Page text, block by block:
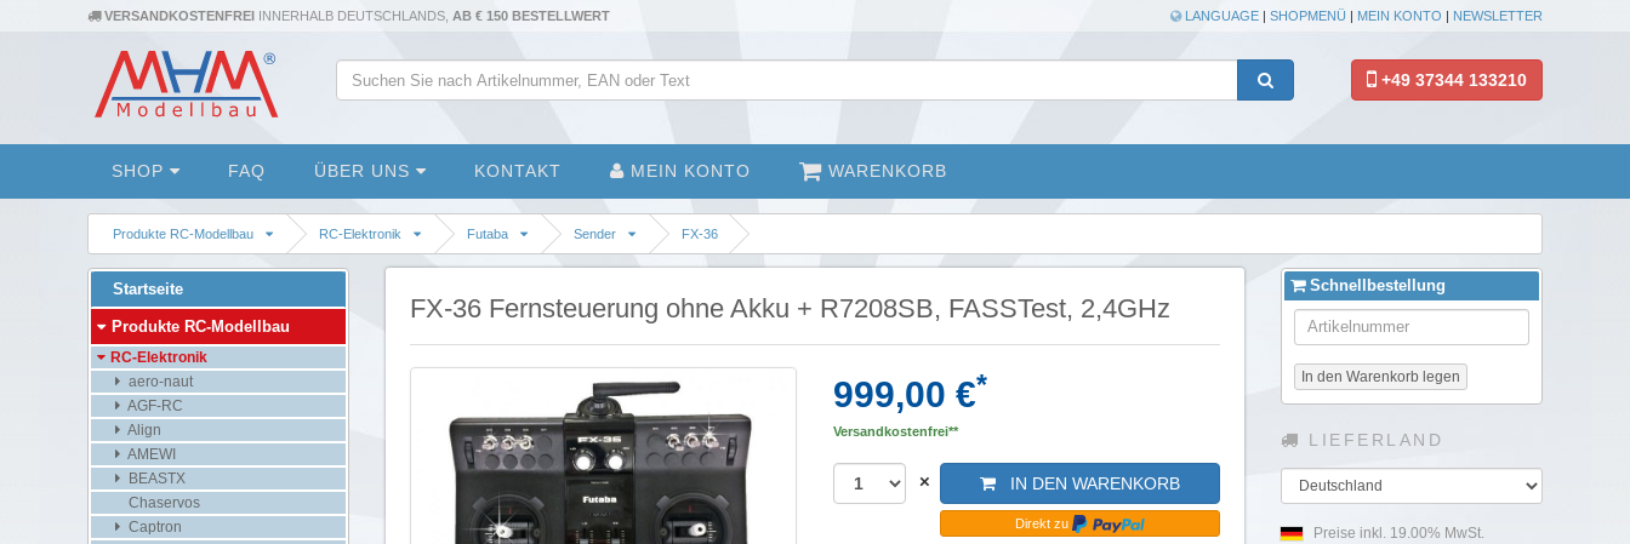
VERSANDKOSTENFREI INNERHALB DEUTSCHLANDS, AB € 150 BESTELLWERT LANGUAGE | SHOPMENÜ | MEIN KONTO | NEWSLETTER
+49 37344 133210
SHOP FAQ ÜBER UNS KONTAKT MEIN KONTO WARENKORB
Produkte RC-Modellbau RC-Elektronik Futaba Sender FX-36
FX-36 Fernsteuerung ohne Akku + R7208SB, FASSTest, 2,4GHz
999,00 €*
Versandkostenfrei**
× IN DEN WARENKORB
Direkt zu
Startseite
Produkte RC-Modellbau
RC-Elektronik
aero-naut
AGF-RC
Align
AMEWI
BEASTX
Chaservos
Captron
Schnellbestellung
In den Warenkorb legen
LIEFERLAND
Land
Preise inkl. 19.00% MwSt.